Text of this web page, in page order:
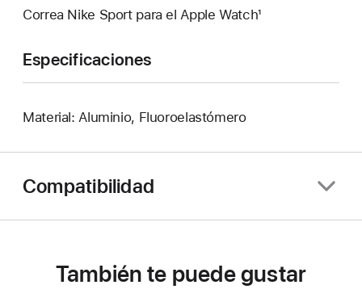
Correa Nike Sport para el Apple Watch¹
Especificaciones
Material: Aluminio, Fluoroelastómero
Compatibilidad
También te puede gustar